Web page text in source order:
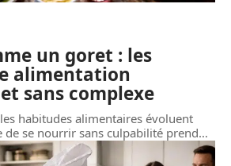
un goret : les
alimentation
sans complexe
habitudes alimentaires évoluent
de se nourrir sans culpabilité prend…